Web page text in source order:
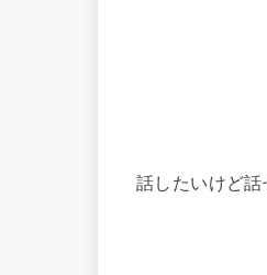
話したいけど話